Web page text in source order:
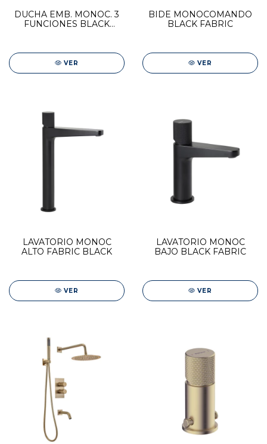
DUCHA EMB. MONOC. 3
FUNCIONES BLACK
VER
BIDE MONOCOMANDO
BLACK FABRIC
VER
LAVATORIO MONOC
ALTO FABRIC BLACK
VER
LAVATORIO MONOC
BAJO BLACK FABRIC
VER